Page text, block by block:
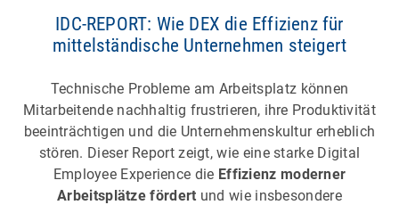
IDC-REPORT: Wie DEX die Effizienz für
mittelständische Unternehmen steigert
Technische Probleme am Arbeitsplatz können
Mitarbeitende nachhaltig frustrieren, ihre Produktivität
beeinträchtigen und die Unternehmenskultur erheblich
stören. Dieser Report zeigt, wie eine starke Digital
Employee Experience die Effizienz moderner
Arbeitsplätze fördert und wie insbesondere